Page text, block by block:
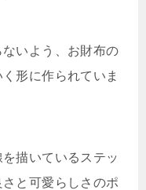
いよう、お財布の
形に作られていま
描いているステッ
と可愛らしさのポ